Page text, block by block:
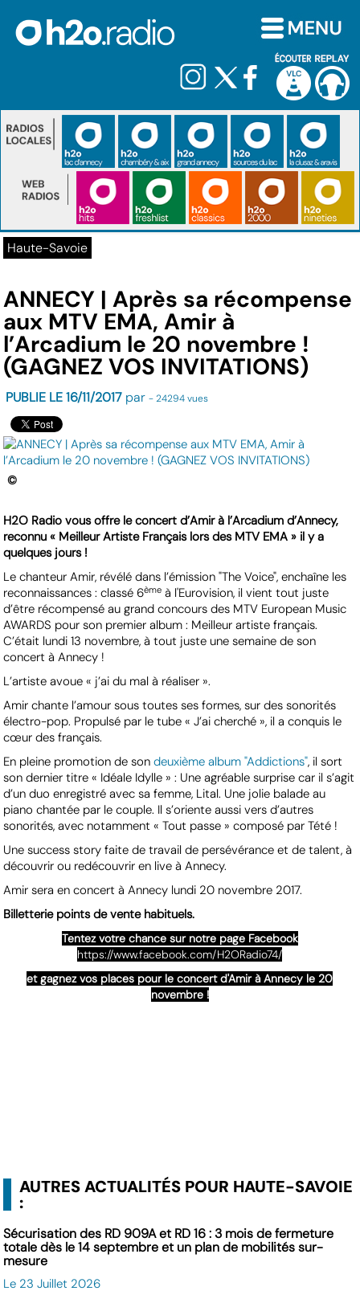
Haute-Savoie
ANNECY | Après sa récompense
aux MTV EMA, Amir à
l’Arcadium le 20 novembre !
(GAGNEZ VOS INVITATIONS)
PUBLIE LE 16/11/2017 par- 24294 vues
©
H2O Radio vous offre le concert d’Amir à l’Arcadium d’Annecy,
reconnu « Meilleur Artiste Français lors des MTV EMA » il y a
quelques jours !
Le chanteur Amir, révélé dans l’émission "The Voice", enchaîne les
reconnaissances : classé 6ème à l'Eurovision, il vient tout juste
d’être récompensé au grand concours des MTV European Music
AWARDS pour son premier album : Meilleur artiste français.
C’était lundi 13 novembre, à tout juste une semaine de son
concert à Annecy !
L’artiste avoue « j’ai du mal à réaliser ».
Amir chante l’amour sous toutes ses formes, sur des sonorités
électro-pop. Propulsé par le tube « J’ai cherché », il a conquis le
cœur des français.
En pleine promotion de sondeuxième album "Addictions", il sort
son dernier titre « Idéale Idylle » : Une agréable surprise car il s’agit
d’un duo enregistré avec sa femme, Lital. Une jolie balade au
piano chantée par le couple. Il s’oriente aussi vers d’autres
sonorités, avec notamment « Tout passe » composé par Tété !
Une success story faite de travail de persévérance et de talent, à
découvrir ou redécouvrir en live à Annecy.
Amir sera en concert à Annecy lundi 20 novembre 2017.
Billetterie points de vente habituels.
Tentez votre chance sur notre page Facebook
https://www.facebook.com/H2ORadio74/
et gagnez vos places pour le concert d'Amir à Annecy le 20
novembre !
AUTRES ACTUALITÉS POUR HAUTE-SAVOIE
:
Sécurisation des RD 909A et RD 16 : 3 mois de fermeture
totale dès le 14 septembre et un plan de mobilités sur-
mesure
Le 23 Juillet 2026